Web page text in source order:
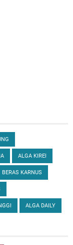
ALGA KIREI
BERAS KARNUS
ALGA DAILY